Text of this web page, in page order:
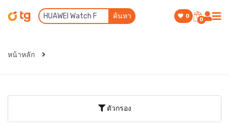
ค้นหา 0
0
หน้าหลัก
ตัวกรอง